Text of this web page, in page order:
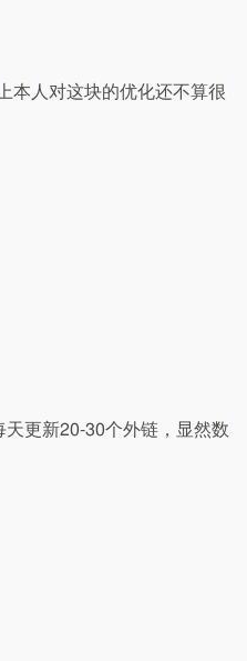
本人对这块的优化还不算很
更新20-30个外链，显然数